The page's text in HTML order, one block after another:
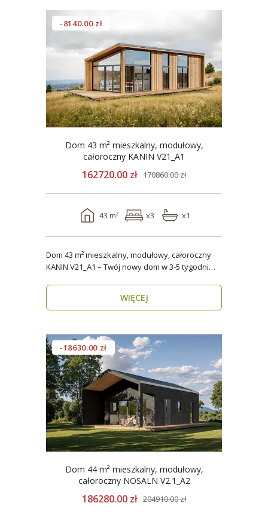
-8140.00 zł
Dom 43 m² mieszkalny, modułowy,
całoroczny KANIN V21_A1
162720.00 zł 170860.00 zł
43 m² x3 x1
Dom 43 m² mieszkalny, modułowy, całoroczny
KANIN V21_A1 – Twój nowy dom w 3-5 tygodni
WIĘCEJ
-18630.00 zł
Dom 44 m² mieszkalny, modułowy,
całoroczny NOSALN V2.1_A2
186280.00 zł 204910.00 zł